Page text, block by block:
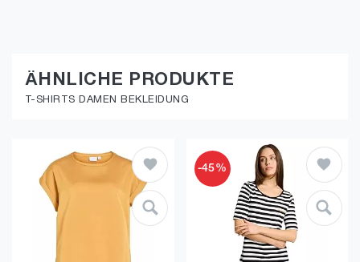
ÄHNLICHE PRODUKTE
T-SHIRTS DAMEN BEKLEIDUNG
-45%